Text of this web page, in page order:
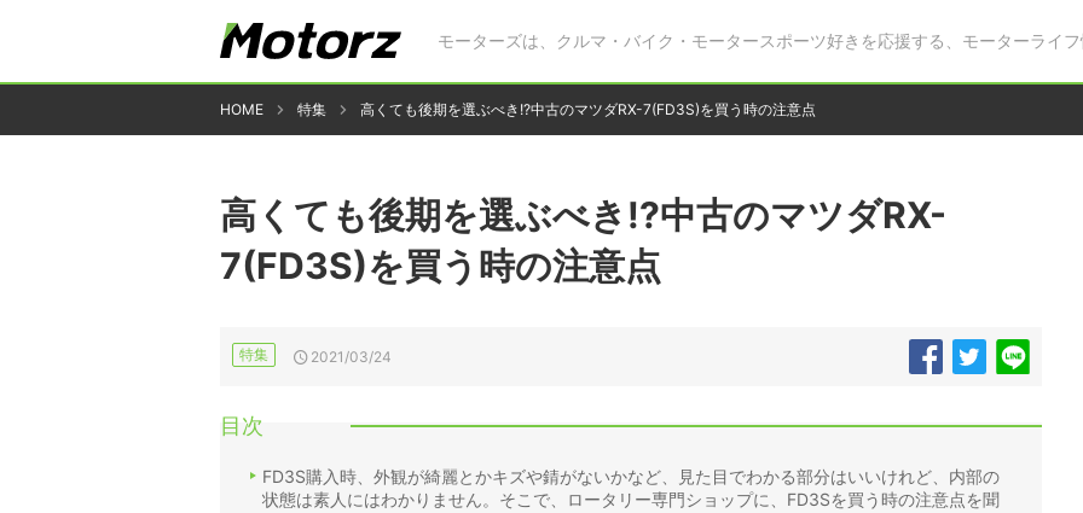
モーターズは、クルマ・バイク・モータースポーツ好きを応援する、モーターライフ
HOME 特集 高くても後期を選ぶべき!?中古のマツダRX-7(FD3S)を買う時の注意点
高くても後期を選ぶべき!?中古のマツダRX-
7(FD3S)を買う時の注意点
特集 2021/03/24
目次
FD3S購入時、外観が綺麗とかキズや錆がないかなど、見た目でわかる部分はいいけれど、内部の
状態は素人にはわかりません。そこで、ロータリー専門ショップに、FD3Sを買う時の注意点を聞